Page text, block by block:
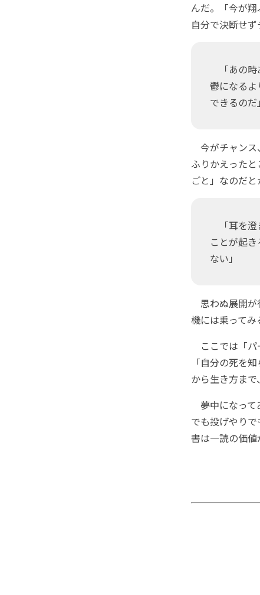
んだ。「今が
自分で決断せ
「あの時
鬱になる
できるのだ」
今がチャンス
ふりかえった
ごと」なのだと
「耳を澄
ことが起
ない」
思わぬ展開が
機には乗ってみ
ここでは「パ
「自分の死を
から生き方まで
夢中になって
でも投げやり
書は一読の価値